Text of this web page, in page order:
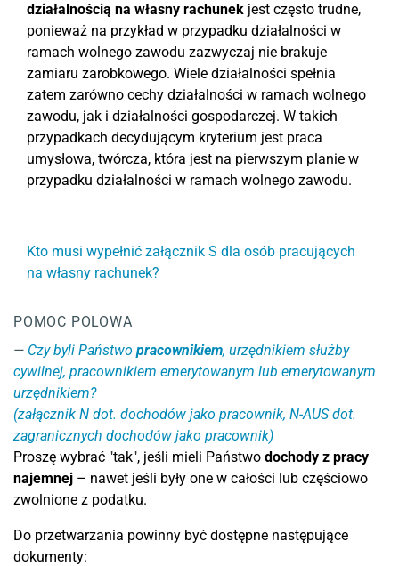
działalnością na własny rachunek jest często trudne,
ponieważ na przykład w przypadku działalności w
ramach wolnego zawodu zazwyczaj nie brakuje
zamiaru zarobkowego. Wiele działalności spełnia
zatem zarówno cechy działalności w ramach wolnego
zawodu, jak i działalności gospodarczej. W takich
przypadkach decydującym kryterium jest praca
umysłowa, twórcza, która jest na pierwszym planie w
przypadku działalności w ramach wolnego zawodu.
Kto musi wypełnić załącznik S dla osób pracujących
na własny rachunek?
POMOC POLOWA
Czy byli Państwo pracownikiem, urzędnikiem służby
cywilnej, pracownikiem emerytowanym lub emerytowanym
urzędnikiem?
(załącznik N dot. dochodów jako pracownik, N-AUS dot.
zagranicznych dochodów jako pracownik)
Proszę wybrać "tak", jeśli mieli Państwo dochody z pracy
najemnej – nawet jeśli były one w całości lub częściowo
zwolnione z podatku.
Do przetwarzania powinny być dostępne następujące
dokumenty: